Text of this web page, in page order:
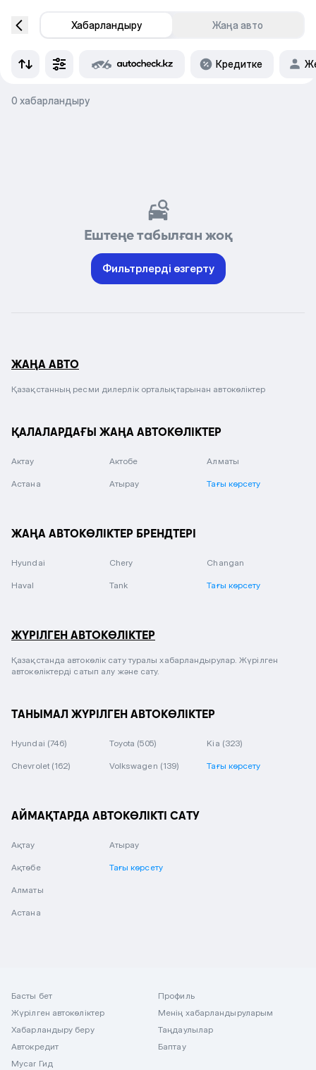
Хабарландыру Жаңа авто
Кредитке
0 хабарландыру
Ештеңе табылған жоқ
Фильтрлерді өзгерту
ЖАҢА АВТО
Қазақстанның ресми дилерлік орталықтарынан автокөліктер
ҚАЛАЛАРДАҒЫ ЖАҢА АВТОКӨЛІКТЕР
Актау Актобе Алматы
Астана Атырау Тағы көрсету
ЖАҢА АВТОКӨЛІКТЕР БРЕНДТЕРІ
Hyundai Chery Changan
Haval Tank Тағы көрсету
ЖҮРІЛГЕН АВТОКӨЛІКТЕР
Қазақстанда автокөлік сату туралы хабарландырулар. Жүрілген
автокөліктерді сатып алу және сату.
ТАНЫМАЛ ЖҮРІЛГЕН АВТОКӨЛІКТЕР
Hyundai (746) Toyota (505) Kia (323)
Chevrolet (162) Volkswagen (139) Тағы көрсету
АЙМАҚТАРДА АВТОКӨЛІКТІ САТУ
Ақтау
Ақтөбе
Алматы
Астана
Атырау
Тағы көрсету
Басты бет
Жүрілген автокөліктер
Хабарландыру беру
Автокредит
Mycar Гид
Профиль
Менің хабарландыруларым
Таңдаулылар
Баптау